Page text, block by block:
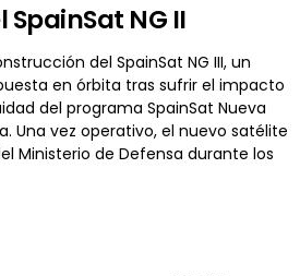
NG II
del SpainSat NG III, un
en órbita tras sufrir el impacto
del programa SpainSat Nueva
Una vez operativo, el nuevo satélite
Ministerio de Defensa durante los